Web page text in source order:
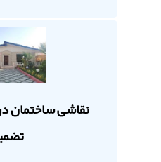
نقاشی ساختمان